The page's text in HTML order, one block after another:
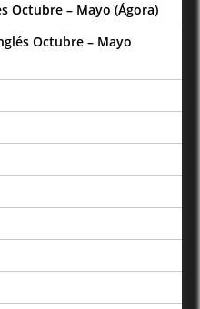
Octubre – Mayo (Ágora)
Octubre – Mayo